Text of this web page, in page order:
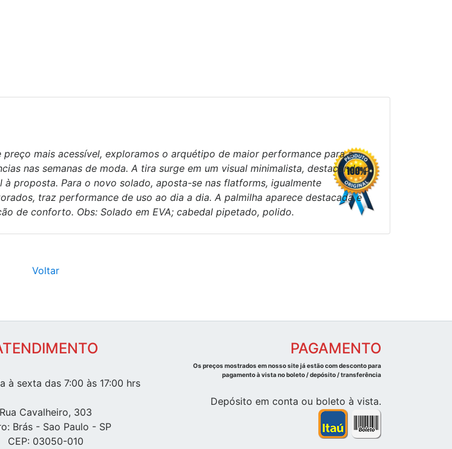
mais acessível, exploramos o arquétipo de maior performance para a
nas semanas de moda. A tira surge em um visual minimalista, destacando o
proposta. Para o novo solado, aposta-se nas flatforms, igualmente
traz performance de uso ao dia a dia. A palmilha aparece destacada e
de conforto. Obs: Solado em EVA; cabedal pipetado, polido.
Voltar
à sexta das 7:00 às 17:00 hrs
Rua Cavalheiro, 303
Brás - Sao Paulo - SP
CEP: 03050-010
PAGAMENTO
Os preços mostrados em nosso site já estão com desconto para
pagamento à vista no boleto / depósito / transferência
Depósito em conta ou boleto à vista.